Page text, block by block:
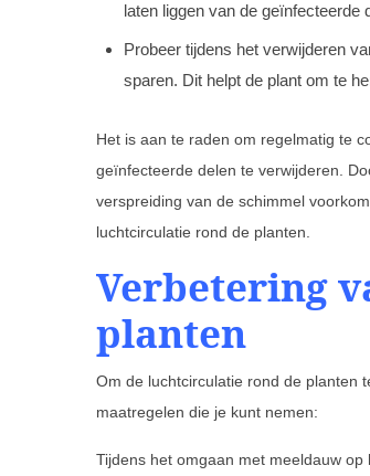
laten liggen van de geïnfecteerde
Probeer tijdens het verwijderen
sparen. Dit helpt de plant om te
Het is aan te raden om regelmatig te
geïnfecteerde delen te verwijderen.
verspreiding van de schimmel
luchtcirculatie rond de planten.
Verbetering
planten
Om de luchtcirculatie rond de planten
maatregelen die je kunt nemen:
Tijdens het omgaan met meeldauw